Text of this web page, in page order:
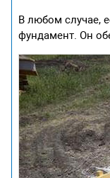
В любом случае,
фундамент. Он